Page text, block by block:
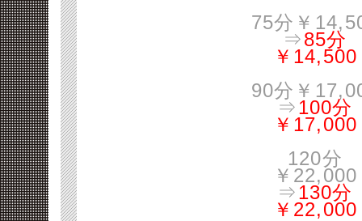
75分￥
⇒85分
￥14,500
90分￥
⇒100分
￥17,000
120分
￥22,000
⇒130分
￥22,000